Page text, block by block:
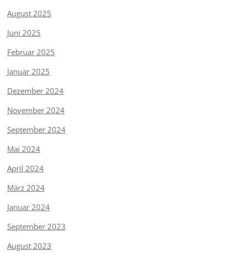
August 2025
Juni 2025
Februar 2025
Januar 2025
Dezember 2024
November 2024
September 2024
Mai 2024
April 2024
März 2024
Januar 2024
September 2023
August 2023